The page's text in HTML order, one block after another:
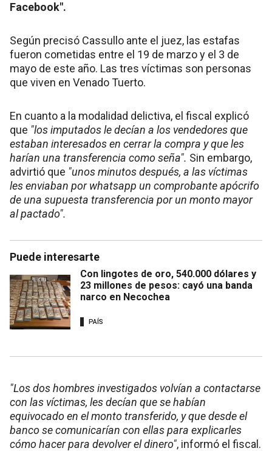
Facebook".
Según precisó Cassullo ante el juez, las estafas
fueron cometidas entre el 19 de marzo y el 3 de
mayo de este año. Las tres víctimas son personas
que viven en Venado Tuerto.
En cuanto a la modalidad delictiva, el fiscal explicó
que "los imputados le decían a los vendedores que
estaban interesados en cerrar la compra y que les
harían una transferencia como seña". Sin embargo,
advirtió que "unos minutos después, a las víctimas
les enviaban por whatsapp un comprobante apócrifo
de una supuesta transferencia por un monto mayor
al pactado".
Puede interesarte
Con lingotes de oro, 540.000 dólares y
23 millones de pesos: cayó una banda
narco en Necochea
PAÍS
"Los dos hombres investigados volvían a contactarse
con las víctimas, les decían que se habían
equivocado en el monto transferido, y que desde el
banco se comunicarían con ellas para explicarles
cómo hacer para devolver el dinero", informó el fiscal.